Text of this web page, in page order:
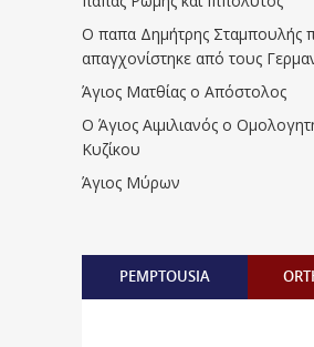
Ο παπα Δημήτρης Σταμπουλής
απαγχονίστηκε από τους
Άγιος Ματθίας ο Απόστολος
Ο Άγιος Αιμιλιανός ο
Κυζίκου
Άγιος Μύρων
PEMPTOUSIA